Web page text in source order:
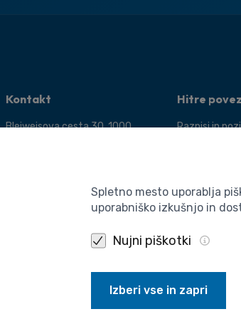
Kontakt
Bleiweisova cesta 30, 1000
glavnapisarna@aris-rs.si
Hitre
Razpisi in
Publikacije
Spletno mesto uporablja
uporabniško izkušnjo in
Nujni piškotki
Izberi vse in zapri